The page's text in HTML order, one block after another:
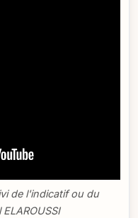
de l'indicatif ou du